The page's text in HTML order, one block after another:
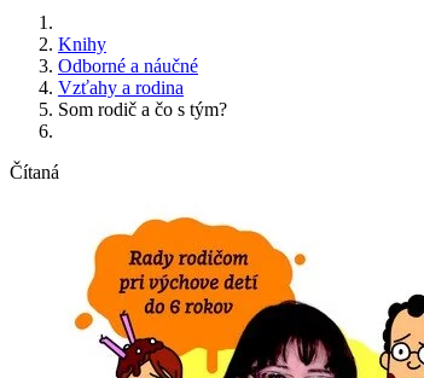
Knihy
Odborné a náučné
Vzťahy a rodina
Som rodič a čo s tým?
Čítaná